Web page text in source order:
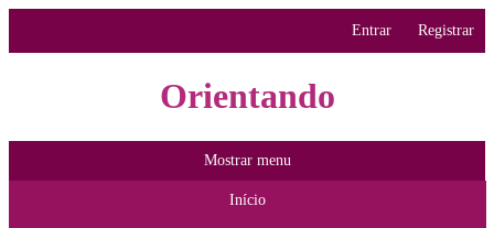
Entrar Registrar
Orientando
Mostrar menu
Início